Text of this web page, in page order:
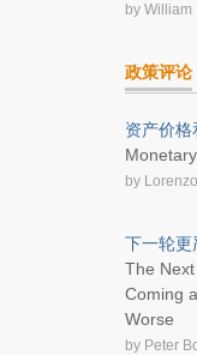
by William
政策评论
资产价
by
下一轮更
The
Coming
Worse
by Peter